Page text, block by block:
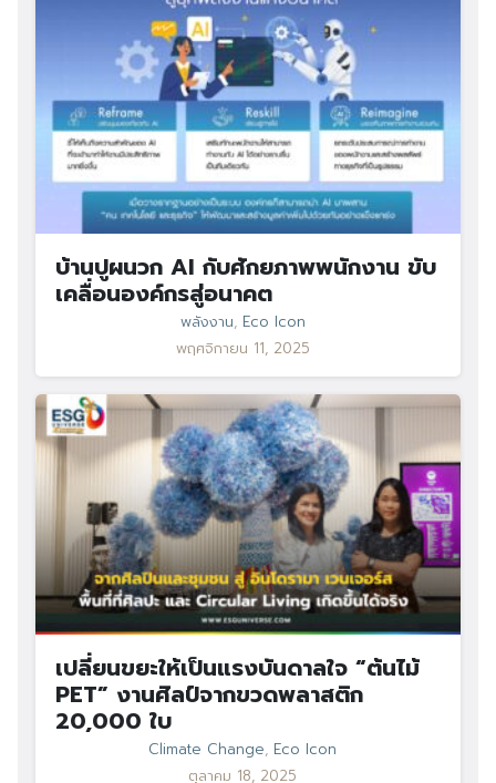
บ้านปูผนวก AI กับศักยภาพพนักงาน ขับ
เคลื่อนองค์กรสู่อนาคต
พลังงาน, Eco Icon
พฤศจิกายน 11, 2025
เปลี่ยนขยะให้เป็นแรงบันดาลใจ “ต้นไม้
PET” งานศิลป์จากขวดพลาสติก
20,000 ใบ
Climate Change, Eco Icon
ตุลาคม 18, 2025